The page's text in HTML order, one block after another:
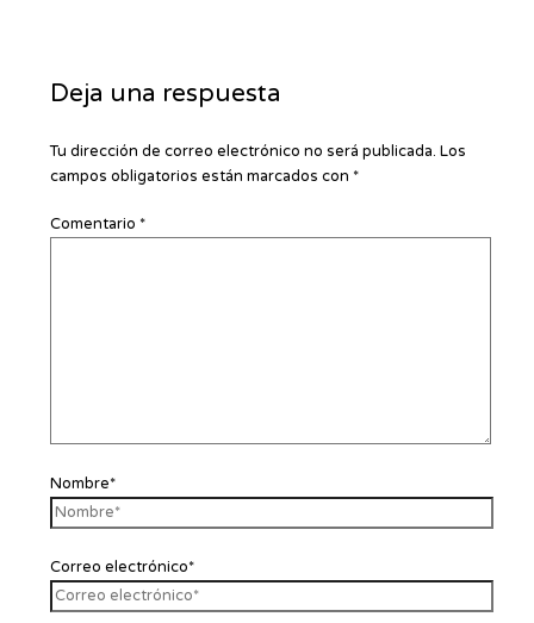
Deja una respuesta
Tu dirección de correo electrónico no será publicada. Los
campos obligatorios están marcados con *
Comentario *
Nombre*
Correo electrónico*